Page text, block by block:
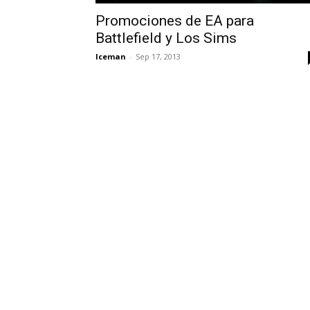
Promociones de EA para
Battlefield y Los Sims
Iceman - Sep 17, 2013